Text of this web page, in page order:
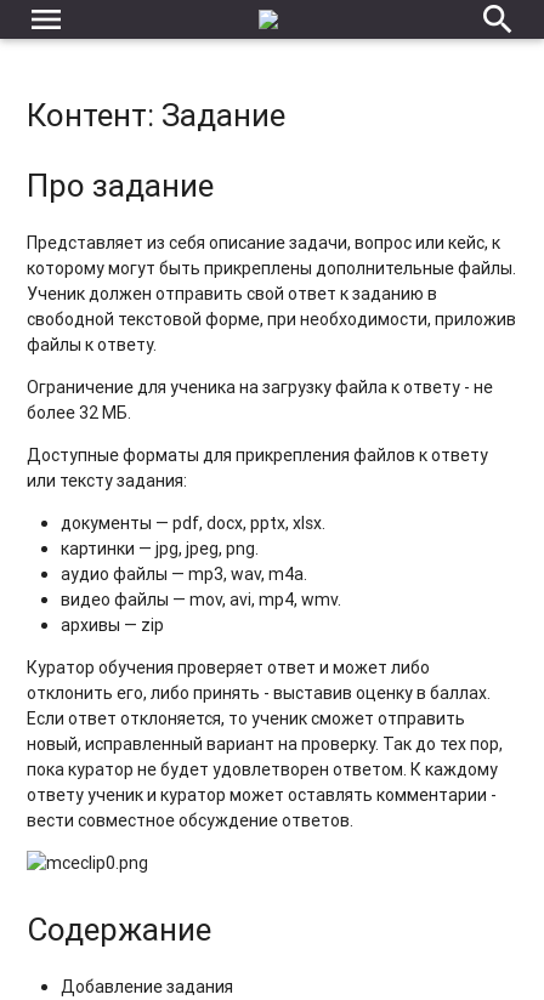
menu search
Контент: Задание
Про задание
Представляет из себя описание задачи, вопрос или кейс, к
которому могут быть прикреплены дополнительные файлы.
Ученик должен отправить свой ответ к заданию в
свободной текстовой форме, при необходимости, приложив
файлы к ответу.
Ограничение для ученика на загрузку файла к ответу - не
более 32 МБ.
Доступные форматы для прикрепления файлов к ответу
или тексту задания:
документы — pdf, docx, pptx, xlsx.
картинки — jpg, jpeg, png.
аудио файлы — mp3, wav, m4a.
видео файлы — mov, avi, mp4, wmv.
архивы — zip
Куратор обучения проверяет ответ и может либо
отклонить его, либо принять - выставив оценку в баллах.
Если ответ отклоняется, то ученик сможет отправить
новый, исправленный вариант на проверку. Так до тех пор,
пока куратор не будет удовлетворен ответом. К каждому
ответу ученик и куратор может оставлять комментарии -
вести совместное обсуждение ответов.
Содержание
Добавление задания